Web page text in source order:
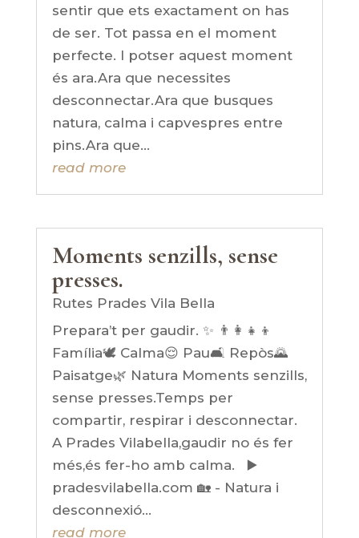
sentir que ets exactament on has
de ser. Tot passa en el moment
perfecte. I potser aquest moment
és ara.Ara que necessites
desconnectar.Ara que busques
natura, calma i capvespres entre
pins.Ara que...
read more
Moments senzills, sense
presses.
Rutes Prades Vila Bella
Prepara’t per gaudir. ✨ 👨‍👩‍👧‍👦
Família🕊️ Calma😌 Pau🛋️ Repòs🌄
Paisatge🌿 Natura Moments senzills,
sense presses.Temps per
compartir, respirar i desconnectar.
A Prades Vilabella,gaudir no és fer
més,és fer-ho amb calma. ▶️
pradesvilabella.com 🏡 - Natura i
desconnexió...
read more